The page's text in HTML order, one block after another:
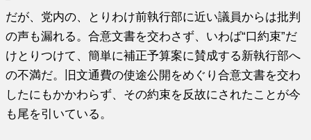
だが、党内の、とりわけ前執行部に近い議員からは批判
の声も漏れる。合意文書を交わさず、いわば“口約束”だ
けとりつけて、簡単に補正予算案に賛成する新執行部へ
の不満だ。旧文通費の使途公開をめぐり合意文書を交わ
したにもかかわらず、その約束を反故にされたことが今
も尾を引いている。